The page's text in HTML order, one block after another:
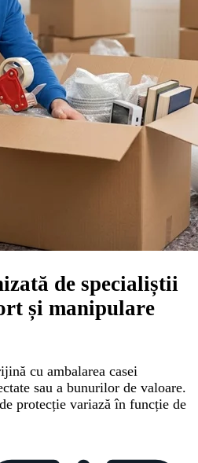
de specialiștii
și manipulare
cu ambalarea casei
sau a bunurilor de valoare.
protecție variază în funcție de